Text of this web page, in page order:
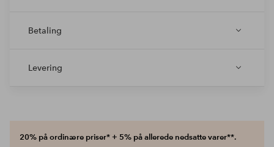
Betaling
Levering
20% på ordinære priser* + 5% på allerede nedsatte varer**.